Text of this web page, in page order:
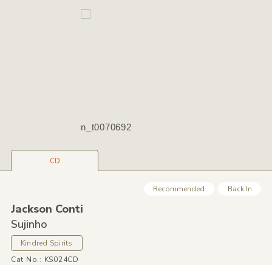
n_t0070692
CD
Recommended Back In
Jackson Conti
Sujinho
Kindred Spirits
Cat No.: KS024CD